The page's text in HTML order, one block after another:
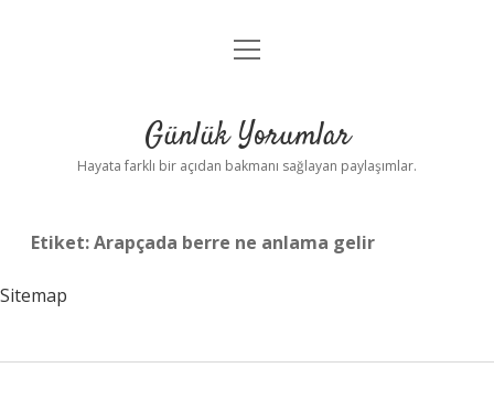
Anasayfa
Yasal Uyarı
menüyü
Günlük Yorumlar
Hayata farklı bir açıdan bakmanı sağlayan paylaşımlar.
Etiket:Arapçada berre ne anlama gelir
Sitemap